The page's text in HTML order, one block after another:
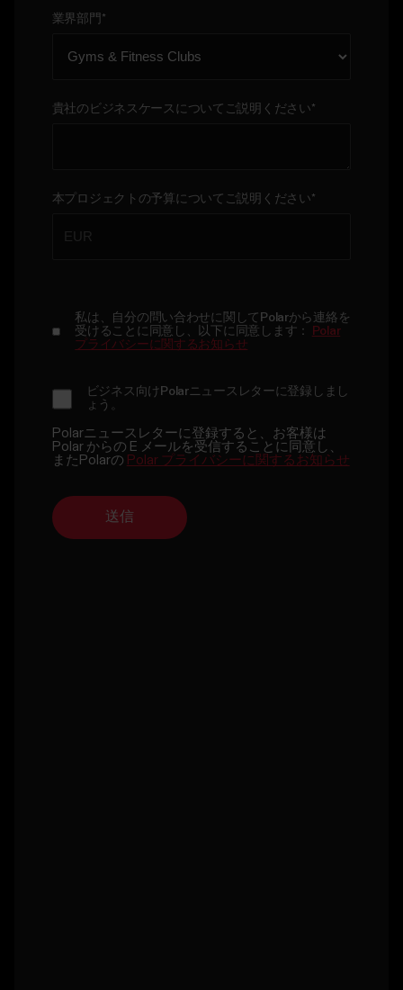
業界部門 *
貴社のビジネスケースについてご説明ください*
本プロジェクトの予算についてご説明ください*
私は、自分の問い合わせに関してPolarから連絡を
受けることに同意し、以下に同意します：
Polar
プライバシーに関するお知らせ
ビジネス向けPolarニュースレターに登録しまし
ょう。
Polarニュースレターに登録すると、お客様は
Polar からの E メールを受信することに同意し、
またPolarの Polar プライバシーに関するお知らせ